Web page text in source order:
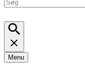
Menu